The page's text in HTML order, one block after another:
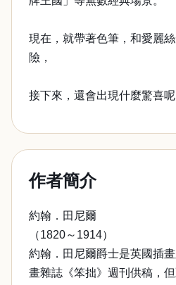
現在，就帶著色筆，和愛麗
險，
接下來，還會出現什麼驚喜呢
作者簡介
約翰．田尼爾
（1820～1914）
約翰．田尼爾爵士是英國插
畫雜誌《笨拙》週刊供稿，